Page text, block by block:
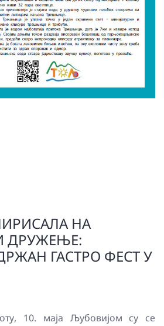
НА
ДРУЖЕЊЕ:
ГАСТРО ФЕСТ У
10. маја Љубовијом су се